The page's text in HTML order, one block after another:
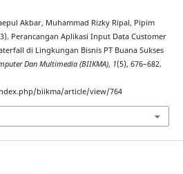
Akbar, Muhammad Rizky Ripal, Pipim
Perancangan Aplikasi Input Data Customer
di Lingkungan Bisnis PT Buana Sukses
Dan Multimedia (BIIKMA), 1(5), 676–682.
biikma/article/view/764